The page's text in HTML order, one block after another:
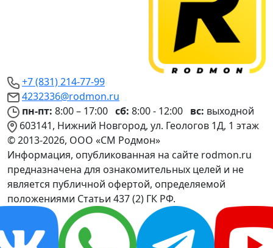
+7 (831) 214-77-99
4232336@rodmon.ru
пн-пт: 8:00 – 17:00 сб: 8:00 - 12:00 вс: выходной
603141, Нижний Новгород, ул. Геологов 1Д, 1 этаж
© 2013-2026, ООО «СМ Родмон»
Информация, опубликованная на сайте rodmon.ru
предназначена для ознакомительных целей и не
является публичной офертой, определяемой
положениями Статьи 437 (2) ГК РФ.